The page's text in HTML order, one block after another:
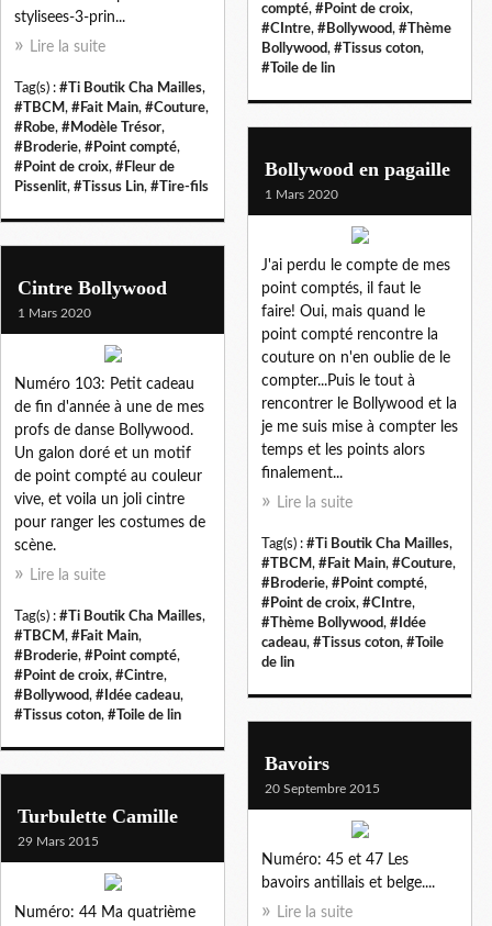
stylisees-3-prin...
Lire la suite
Tag(s) : #Ti Boutik Cha Mailles,
#TBCM, #Fait Main, #Couture,
#Robe, #Modèle Trésor,
#Broderie, #Point compté,
#Point de croix, #Fleur de
Pissenlit, #Tissus Lin, #Tire-fils
compté, #Point de croix,
#CIntre, #Bollywood, #Thème
Bollywood, #Tissus coton,
#Toile de lin
Bollywood en pagaille
1 Mars 2020
J'ai perdu le compte de mes
point comptés, il faut le
faire! Oui, mais quand le
point compté rencontre la
couture on n'en oublie de le
compter...Puis le tout à
rencontrer le Bollywood et la
je me suis mise à compter les
temps et les points alors
finalement...
Lire la suite
Tag(s) : #Ti Boutik Cha Mailles,
#TBCM, #Fait Main, #Couture,
#Broderie, #Point compté,
#Point de croix, #CIntre,
#Thème Bollywood, #Idée
cadeau, #Tissus coton, #Toile
de lin
Cintre Bollywood
1 Mars 2020
Numéro 103: Petit cadeau
de fin d'année à une de mes
profs de danse Bollywood.
Un galon doré et un motif
de point compté au couleur
vive, et voila un joli cintre
pour ranger les costumes de
scène.
Lire la suite
Tag(s) : #Ti Boutik Cha Mailles,
#TBCM, #Fait Main,
#Broderie, #Point compté,
#Point de croix, #Cintre,
#Bollywood, #Idée cadeau,
#Tissus coton, #Toile de lin
Bavoirs
20 Septembre 2015
Numéro: 45 et 47 Les
bavoirs antillais et belge....
Lire la suite
Turbulette Camille
29 Mars 2015
Numéro: 44 Ma quatrième